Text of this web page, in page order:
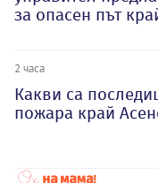
за опасен път
2 часа
Какви са
пожара край